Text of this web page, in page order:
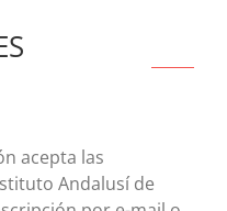
acepta las
Andalusí de